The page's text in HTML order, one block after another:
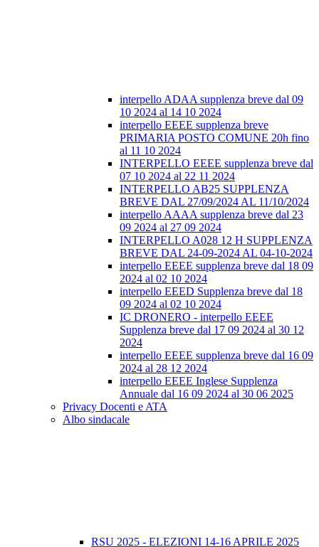
interpello ADAA supplenza breve dal 09
10 2024 al 14 10 2024
interpello EEEE supplenza breve
PRIMARIA POSTO COMUNE 20h fino
al 11 10 2024
INTERPELLO EEEE supplenza breve dal
07 10 2024 al 22 11 2024
INTERPELLO AB25 SUPPLENZA
BREVE DAL 27/09/2024 AL 11/10/2024
interpello AAAA supplenza breve dal 23
09 2024 al 27 09 2024
INTERPELLO A028 12 H SUPPLENZA
BREVE DAL 24-09-2024 AL 04-10-2024
interpello EEEE supplenza breve dal 18 09
2024 al 02 10 2024
interpello EEED Supplenza breve dal 18
09 2024 al 02 10 2024
IC DRONERO - interpello EEEE
Supplenza breve dal 17 09 2024 al 30 12
2024
interpello EEEE supplenza breve dal 16 09
2024 al 28 12 2024
interpello EEEE Inglese Supplenza
Annuale dal 16 09 2024 al 30 06 2025
Privacy Docenti e ATA
Albo sindacale
RSU 2025 - ELEZIONI 14-16 APRILE 2025